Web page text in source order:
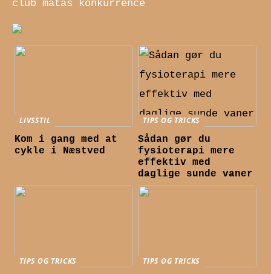
club matas konkurrence
LIVSSTIL
Kom i gang med at
cykle i Næstved
TIPS OG TRICKS
Sådan gør du
fysioterapi mere
effektiv med
daglige sunde vaner
TIPS OG TRICKS TIPS OG TRICKS